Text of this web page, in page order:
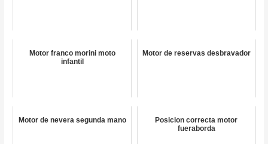
Motor franco morini moto
infantil
Motor de reservas desbravador
Motor de nevera segunda mano
Posicion correcta motor
fueraborda